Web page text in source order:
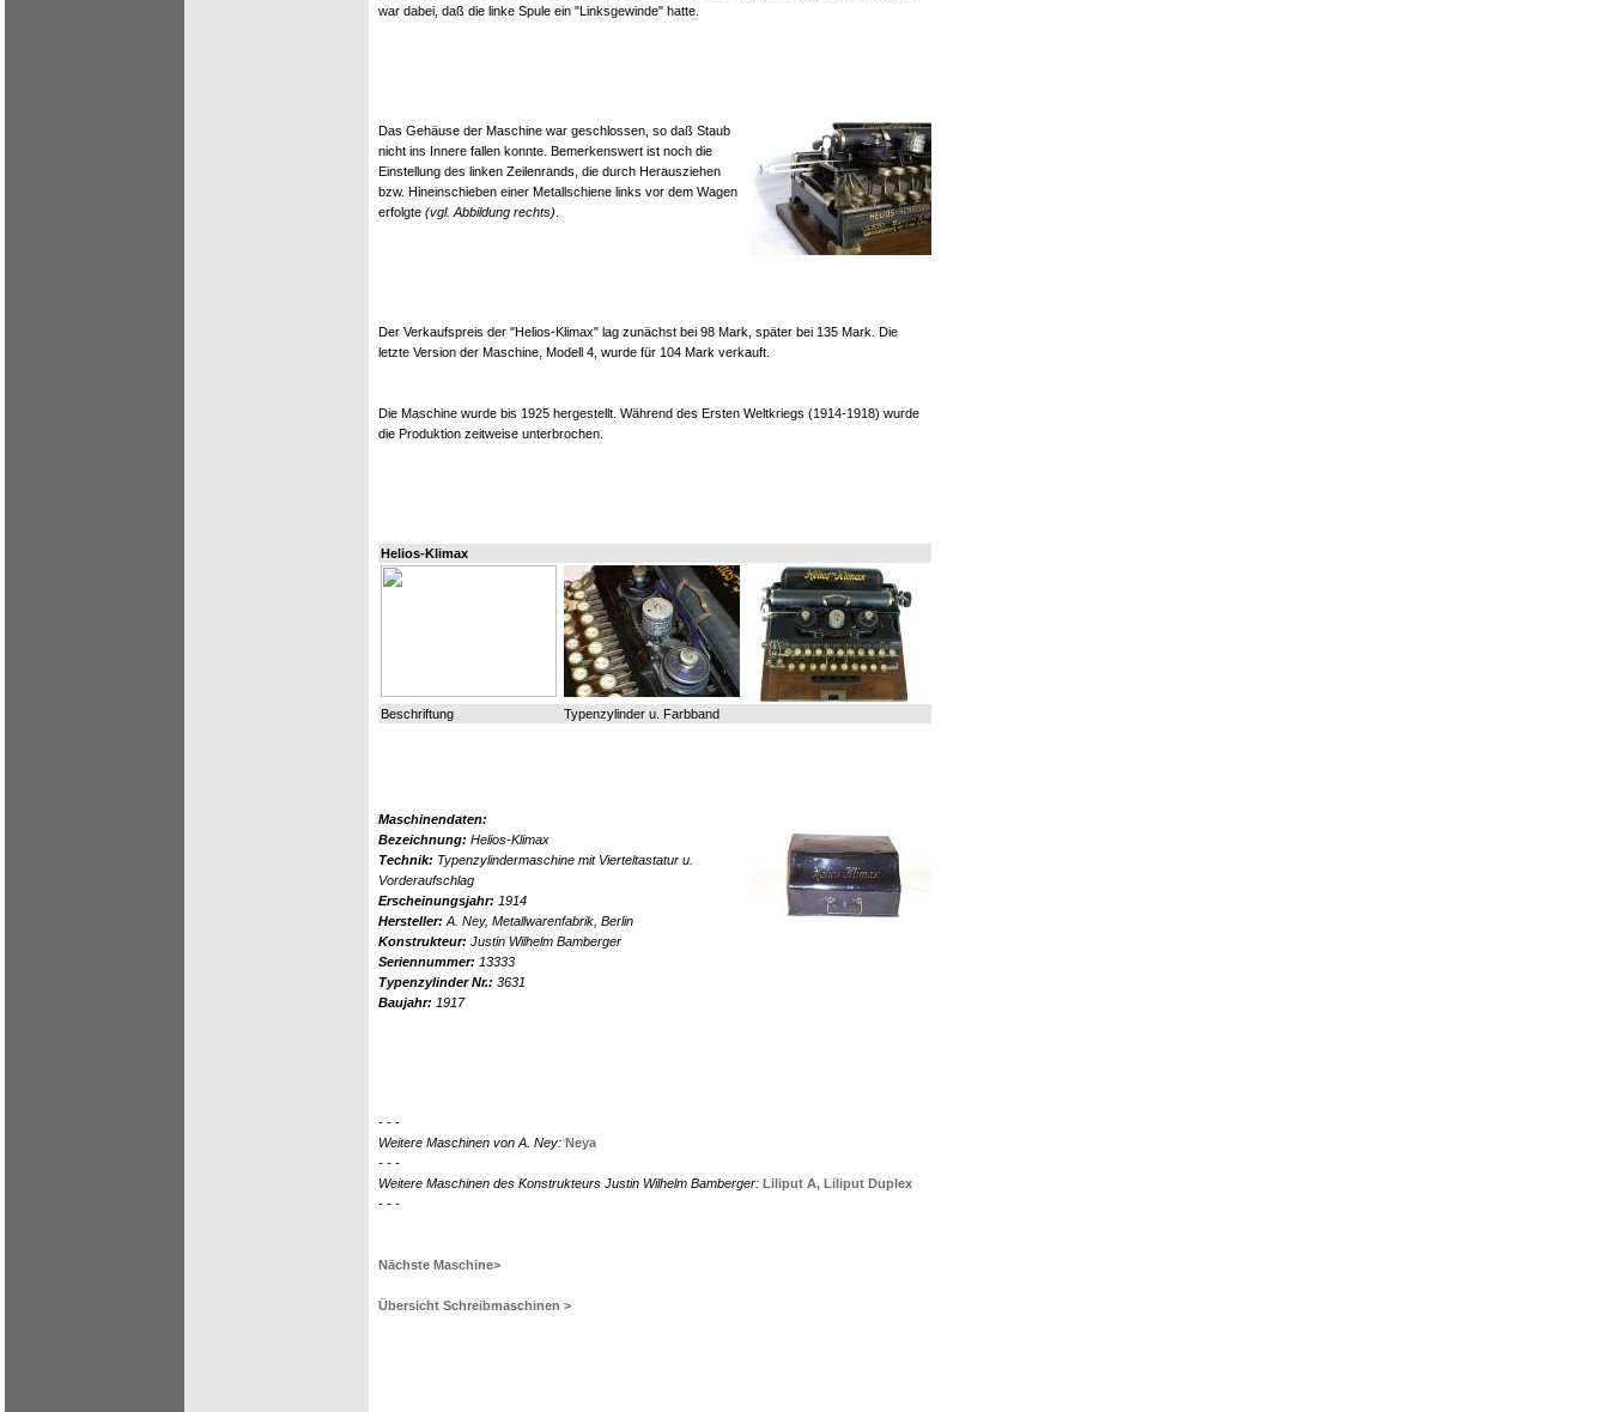
war dabei, daß die linke Spule ein "Linksgewinde" hatte.
Das Gehäuse der Maschine war geschlossen, so daß Staub
nicht ins Innere fallen konnte. Bemerkenswert ist noch die
Einstellung des linken Zeilenrands, die durch Herausziehen
bzw. Hineinschieben einer Metallschiene links vor dem Wagen
erfolgte (vgl. Abbildung rechts)
Der Verkaufspreis der "Helios-Klimax" lag zunächst bei 98 Mark, später bei 135 Mark. Die
letzte Version der Maschine, Modell 4, wurde für 104 Mark verkauft.
Die Maschine wurde bis 1925 hergestellt. Während des Ersten Weltkriegs (1914-1918) wurde
die Produktion zeitweise unterbrochen.
Helios-Klimax
Beschriftung Typenzylinder u. Farbband
Maschinendaten:
Bezeichnung: Helios-Klimax
Technik: Typenzylindermaschine mit Vierteltastatur u.
Vorderaufschlag
Erscheinungsjahr: 1914
Hersteller: A. Ney, Metallwarenfabrik, Berlin
Konstrukteur: Justin Wilhelm Bamberger
Seriennummer: 13333
Typenzylinder Nr.: 3631
Baujahr: 1917
- - -
Weitere Maschinen von A. Ney: Neya
- - -
Weitere Maschinen des Konstrukteurs Justin Wilhelm Bamberger: Liliput A, Liliput Duplex
- - -
Nächste Maschine>
Übersicht Schreibmaschinen >